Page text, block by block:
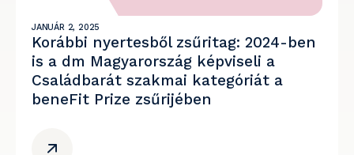
JANUÁR 2, 2025
Korábbi nyertesből zsűritag: 2024-ben
is a dm Magyarország képviseli a
Családbarát szakmai kategóriát a
beneFit Prize zsűrijében